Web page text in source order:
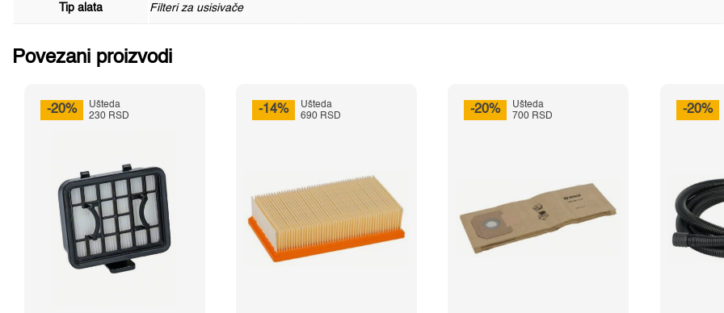
Tip alata Filteri za usisivače
Povezani proizvodi
-20%
Ušteda
230 RSD
-14%
Ušteda
690 RSD
-20%
Ušteda
700 RSD
-20%